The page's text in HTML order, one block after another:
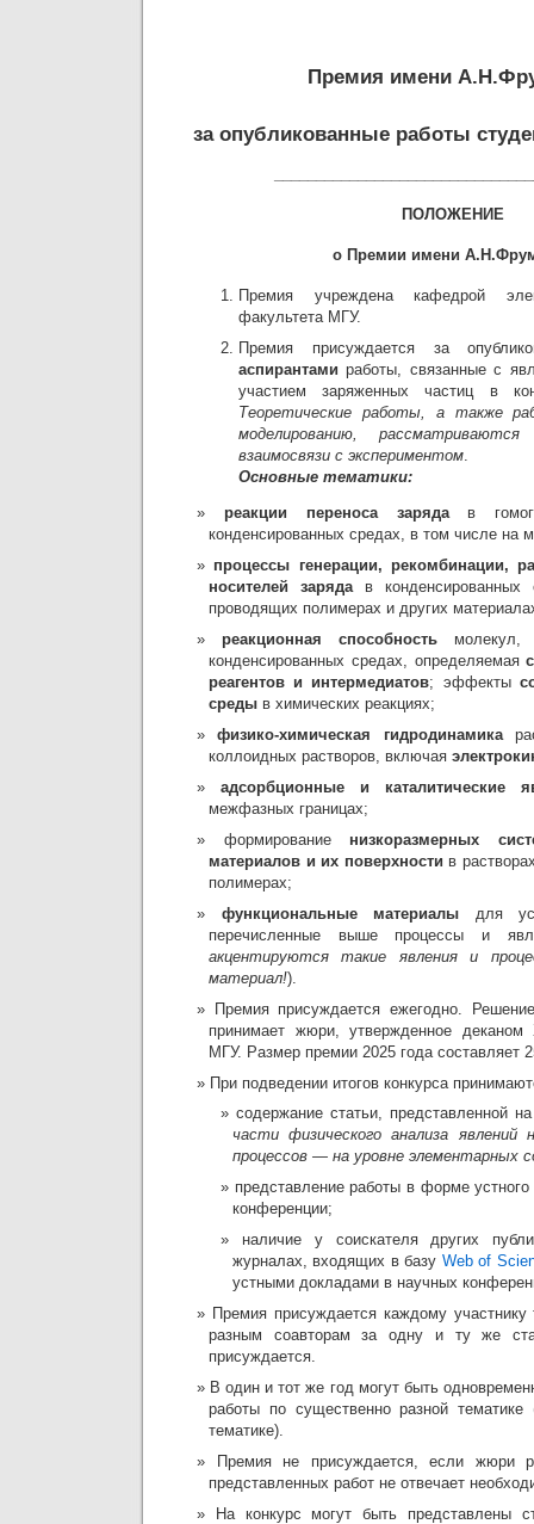
Премия имени
за опубликованные работы
ПОЛОЖЕНИЕ
о Премии имени
Премия учреждена кафедрой
факультета МГУ.
Премия присуждается за
аспирантами работы, связанные с
участием заряженных частиц в
Теоретические работы, а также
моделированию,
взаимосвязи с экспериментом
Основные тематики:
реакции переноса зарядав
конденсированных средах, в том числе на
процессы генерации, рекомбинации,
носителей зарядав
проводящих полимерах и других
реакционная способностьмолекул,
конденсированных средах, определяемая
реагентов и интермедиатов; эффекты
среды в химических реакциях;
физико-химическая гидродинамика
коллоидных растворов, включая
адсорбционные и каталитические
межфазных границах;
формирование низкоразмерных
материалов и их поверхности в
полимерах;
функциональные материалы для
перечисленные выше процессы и
акцентируются такие явления и
материал!).
Премия присуждается ежегодно.
принимает жюри, утвержденное деканом
МГУ. Размер премии 2025 года составляет
При подведении итогов конкурса
содержание статьи, представленной
части физического анализа явлений
процессов — на уровне элементарных
представление работы в форме
конференции;
наличие у соискателя других
журналах, входящих в базу Web of
устными докладами в научных
Премия присуждается каждому
разным соавторам за одну и ту же
присуждается.
В один и тот же год могут быть
работы по существенно разной
тематике).
Премия не присуждается, если жюри
представленных работ не отвечает
На конкурс могут быть представлены